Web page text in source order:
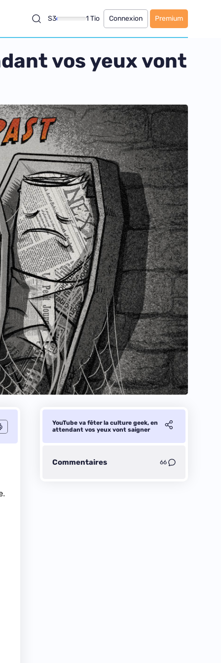
S3 1 Tio Connexion Premium
vos yeux vont
YouTube va fêter la culture geek, en
attendant vos yeux vont saigner
Commentaires 66